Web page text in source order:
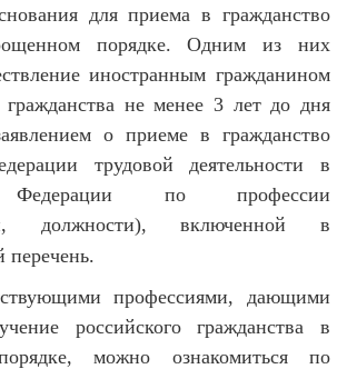
для приема в гражданство
порядке. Одним из них
иностранным гражданином
не менее 3 лет до дня
о приеме в гражданство
трудовой деятельности в
Федерации по профессии
должности), включенной в
профессиями, дающими
российского гражданства в
можно ознакомиться по